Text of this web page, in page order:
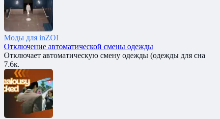
Моды для inZOI
Отключение автоматической смены одежды
Отключает автоматическую смену одежды (одежды для сна
7.6к.